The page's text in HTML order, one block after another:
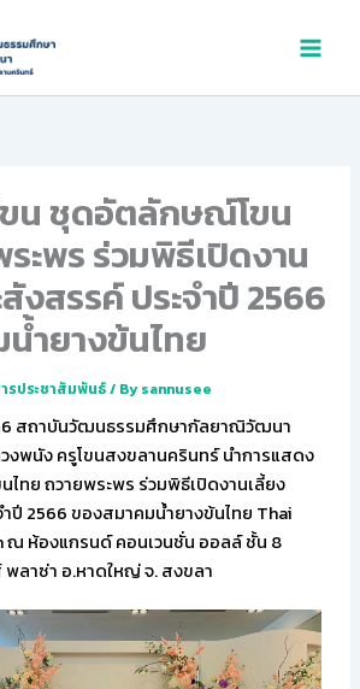
น ชุดอัตลักษณ์โขน
ะพร ร่วมพิธีเปิดงาน
งสรรค์ ประจำปี 2566
ำยางข้นไทย
รประชาสัมพันธ์/ Bysannusee
สถาบันวัฒนธรรมศึกษากัลยาณิวัฒนา
พนัง ครูโขนสงขลานครินทร์ นำการแสดง
ทย ถวายพระพร ร่วมพิธีเปิดงานเลี้ยง
ปี 2566 ของสมาคมน้ำยางข้นไทย Thai
ณ ห้องแกรนด์ คอนเวนชั่น ออลล์ ชั้น 8
พลาซ่า อ.หาดใหญ่ จ. สงขลา